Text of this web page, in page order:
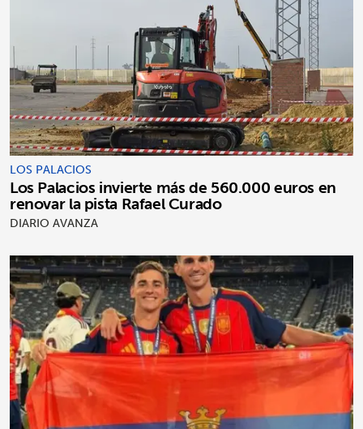
LOS PALACIOS
Los Palacios invierte más de 560.000 euros en
renovar la pista Rafael Curado
DIARIO AVANZA